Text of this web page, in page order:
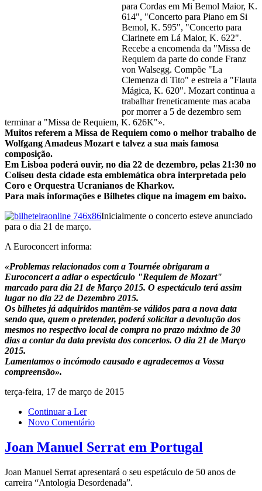
para Cordas em Mi Bemol Maior, K.
614", "Concerto para Piano em Si
Bemol, K. 595", "Concerto para
Clarinete em Lá Maior, K. 622".
Recebe a encomenda da "Missa de
Requiem da parte do conde Franz
von Walsegg. Compõe "La
Clemenza di Tito" e estreia a "Flauta
Mágica, K. 620". Mozart continua a
trabalhar freneticamente mas acaba
por morrer a 5 de dezembro sem
terminar a "Missa de Requiem, K. 626K"».
Muitos referem a Missa de Requiem como o melhor trabalho de
Wolfgang Amadeus Mozart e talvez a sua mais famosa
composição.
Em Lisboa poderá ouvir, no dia 22 de dezembro, pelas 21:30 no
Coliseu desta cidade esta emblemática obra interpretada pelo
Coro e Orquestra Ucranianos de Kharkov.
Para mais informações e Bilhetes clique na imagem em baixo.
Inicialmente o concerto esteve anunciado
para o dia 21 de março.
A Euroconcert informa:
«Problemas relacionados com a Tournée obrigaram a
Euroconcert a adiar o espectáculo "Requiem de Mozart"
marcado para dia 21 de Março 2015. O espectáculo terá assim
lugar no dia 22 de Dezembro 2015.
Os bilhetes já adquiridos mantêm-se válidos para a nova data
sendo que, quem o pretender, poderá solicitar a devolução dos
mesmos no respectivo local de compra no prazo máximo de 30
dias a contar da data prevista dos concertos. O dia 21 de Março
2015.
Lamentamos o incómodo causado e agradecemos a Vossa
compreensão».
terça-feira, 17 de março de 2015
Continuar a Ler
Novo Comentário
Joan Manuel Serrat em Portugal
Joan Manuel Serrat apresentará o seu espetáculo de 50 anos de
carreira “Antologia Desordenada”.